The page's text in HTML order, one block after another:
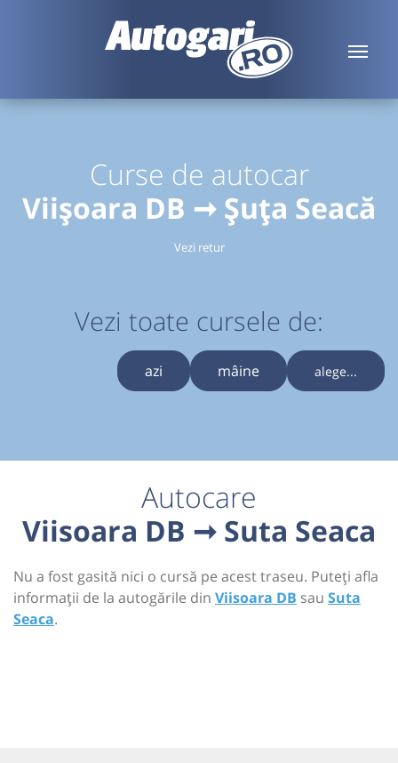
Curse de autocar
Viișoara DB ➞ Șuța Seacă
Vezi retur
Vezi toate cursele de:
azi mâine alege...
Autocare
Viisoara DB ➞ Suta Seaca
Nu a fost gasită nici o cursă pe acest traseu. Puteți afla
informații de la autogările din Viisoara DB sau Suta
Seaca.